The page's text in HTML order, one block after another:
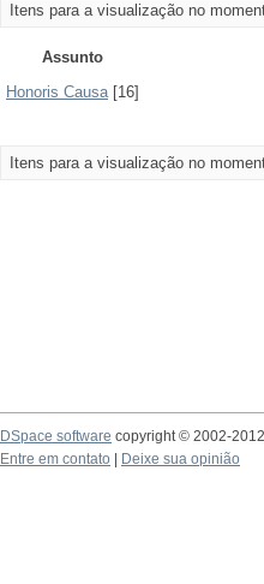
Itens para a visualização no
Assunto
Honoris Causa[16]
Itens para a visualização no
DSpace software copyright © 2002-2012
Entre em contato
Deixe sua opinião